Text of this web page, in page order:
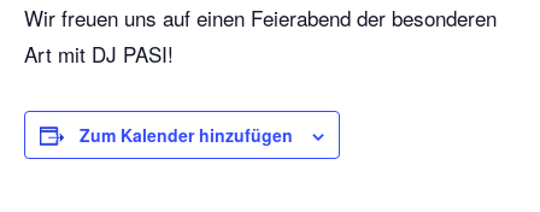
Wir freuen uns auf einen Feierabend der besonderen
Art mit DJ PASI!
Zum Kalender hinzufügen